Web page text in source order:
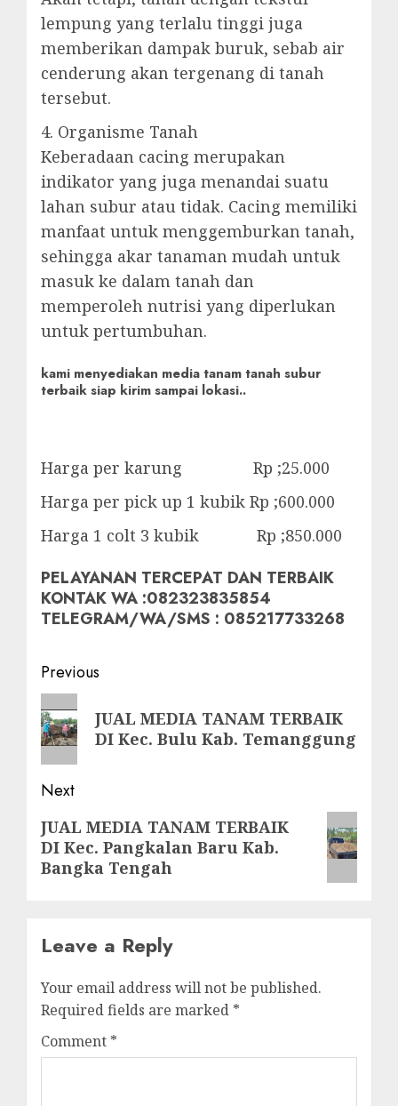
lempung yang terlalu tinggi juga
memberikan dampak buruk, sebab air
cenderung akan tergenang di tanah
tersebut.
4. Organisme Tanah
Keberadaan cacing merupakan
indikator yang juga menandai suatu
lahan subur atau tidak. Cacing memiliki
manfaat untuk menggemburkan tanah,
sehingga akar tanaman mudah untuk
masuk ke dalam tanah dan
memperoleh nutrisi yang diperlukan
untuk pertumbuhan.
kami menyediakan media tanam tanah subur
terbaik siap kirim sampai lokasi..
Harga per karung Rp ;25.000
Harga per pick up 1 kubik Rp ;600.000
Harga 1 colt 3 kubik Rp ;850.000
PELAYANAN TERCEPAT DAN TERBAIK
KONTAK WA :082323835854
TELEGRAM/WA/SMS : 085217733268
Post
navigation
Previous
Previous
post:
JUAL MEDIA TANAM TERBAIK
DI Kec. Bulu Kab. Temanggung
Next
Next
post:
JUAL MEDIA TANAM TERBAIK
DI Kec. Pangkalan Baru Kab.
Bangka Tengah
Leave a Reply
Your email address will not be published.
Required fields are marked *
Comment *